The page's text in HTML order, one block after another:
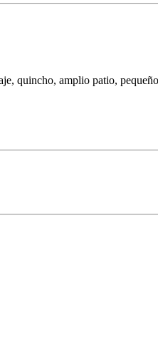
quincho, amplio patio,